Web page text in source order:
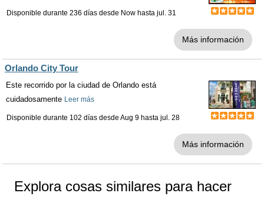
Disponible durante 236 días desde Now hasta jul. 31
Más información
Orlando City Tour
Este recorrido por la ciudad de Orlando está
cuidadosamente Leer más
Disponible durante 102 días desde Aug 9 hasta jul. 28
Más información
Explora cosas similares para hacer